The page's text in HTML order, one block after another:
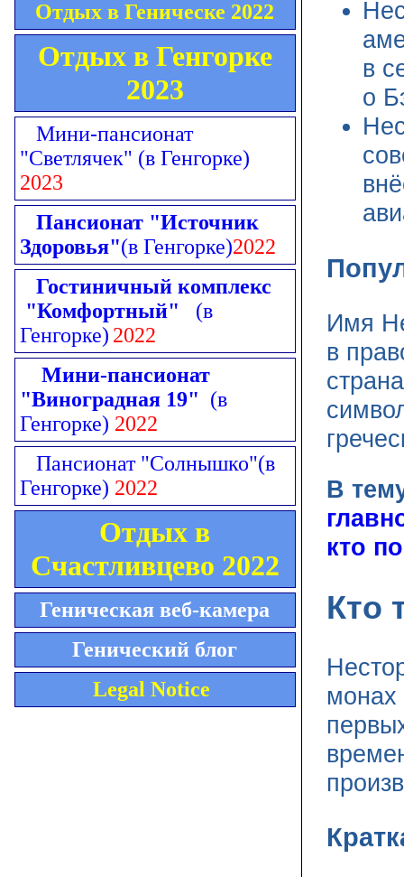
Отдых в Геническе 2022
Отдых в Генгорке
2023
Мини-пансионат
"Светлячек" (в Генгорке)
2023
Пансионат "Источник
Здоровья"(в Генгорке)2022
Гостиничный комплекс
"Комфортный" (в
Генгорке) 2022
Мини-пансионат
"Виноградная 19" (в
Генгорке) 2022
Пансионат "Солнышко"(в
Генгорке) 2022
Отдых в
Счастливцево 2022
Геническая веб-камера
Генический блог
Legal Notice
в
о
Имя
в
В
кто
Кто
монах